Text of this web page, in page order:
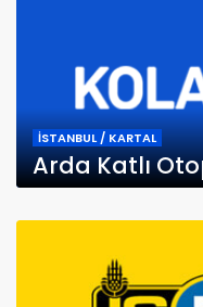
İSTANBUL / KARTAL
Arda Katlı